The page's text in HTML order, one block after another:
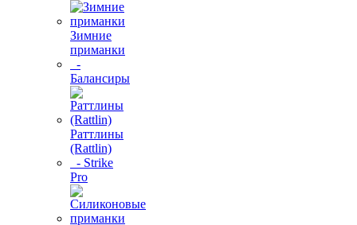
Зимние
приманки
-
Балансиры
Раттлины
(Rattlin)
- Strike
Pro